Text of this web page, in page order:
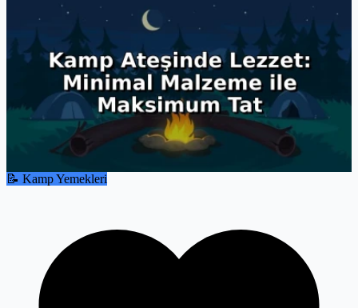
📝 Kamp Yemekleri